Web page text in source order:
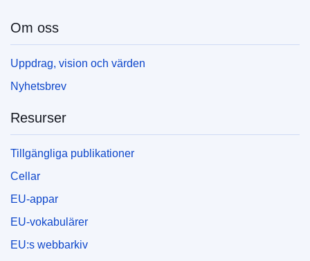
EDITION : 28a6df29-0ca0-11ef-a251-01aa75ed71a1
EDITION : 5eb1f4e8-491b-11ef-acbc-01aa75ed71a1
EDITION : 145dbdee-9b63-11ef-a130-01aa75ed71a1
EDITION : b1c29139-b16b-11ef-acb1-01aa75ed71a1
Om oss
Uppdrag, vision och värden
Nyhetsbrev
Resurser
Tillgängliga publikationer
Cellar
EU-appar
EU-vokabulärer
EU:s webbarkiv